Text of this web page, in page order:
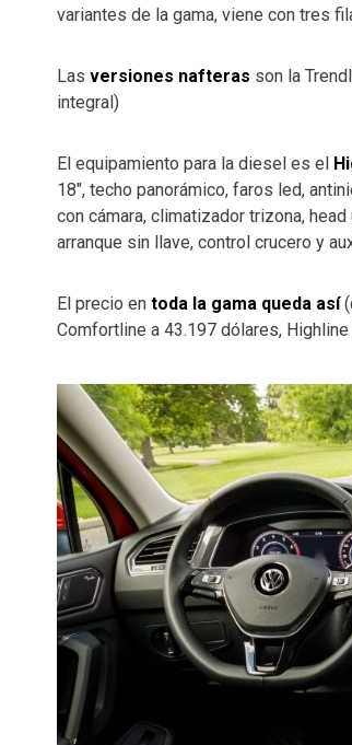
variantes de la gama, viene con tres
Las versiones nafteras son la
integral)
El equipamiento para la diesel es el
18″, techo panorámico, faros led,
con cámara, climatizador trizona,
arranque sin llave, control crucero y
El precio en toda la gama queda así
Comfortline a 43.197 dólares,